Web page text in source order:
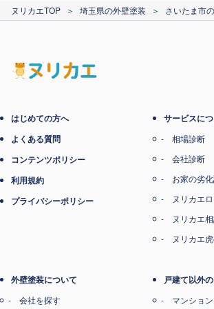
ヌリカエTOP ＞ 埼玉県の外壁塗装 ＞ さいたま市
はじめての方へ
よくある質問
コンテンツポリシー
利用規約
プライバシーポリシー
サービスに
相場診断
会社診断
お家の劣
ヌリカエ
ヌリカエ
ヌリカエ
外壁塗装について
会社を探す
戸建て以外
マンション